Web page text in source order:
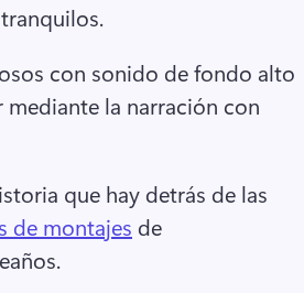
con sonido de fondo alto
mediante la narración con
que hay detrás de las
de montajes de